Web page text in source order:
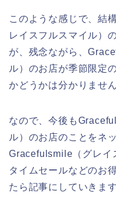
このような感じで、結
レイスフルスマイル）
が、残念ながら、
ル）のお店が季節限定
かどうかは分かりませ
なので、今後も
ル）のお店のことをネ
Gracefulsmile（グレイ
タイムセールなどのお
たら記事にしていきま